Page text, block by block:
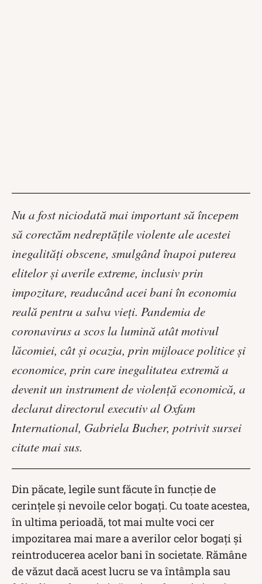
Nu a fost niciodată mai important să începem
să corectăm nedreptăţile violente ale acestei
inegalităţi obscene, smulgând înapoi puterea
elitelor şi averile extreme, inclusiv prin
impozitare, readucând acei bani în economia
reală pentru a salva vieţi. Pandemia de
coronavirus a scos la lumină atât motivul
lăcomiei, cât şi ocazia, prin mijloace politice şi
economice, prin care inegalitatea extremă a
devenit un instrument de violenţă economică, a
declarat directorul executiv al Oxfam
International, Gabriela Bucher, potrivit sursei
citate mai sus.
Din păcate, legile sunt făcute în funcție de
cerințele și nevoile celor bogați. Cu toate acestea,
în ultima perioadă, tot mai multe voci cer
impozitarea mai mare a averilor celor bogați și
reintroducerea acelor bani în societate. Rămâne
de văzut dacă acest lucru se va întâmpla sau